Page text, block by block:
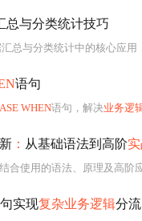
总与分类统计技巧
总与分类统计中的核心应用
语句
WHEN语句，解决业务逻
： 从基础语法到高阶
结合使用的语法、原理及高阶
实现复杂业务逻辑分